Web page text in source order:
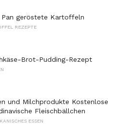
Pan geröstete Kartoffeln
REZEPTE
Brot-Pudding-Rezept
und Milchprodukte Kostenlose
Fleischbällchen
ESSEN